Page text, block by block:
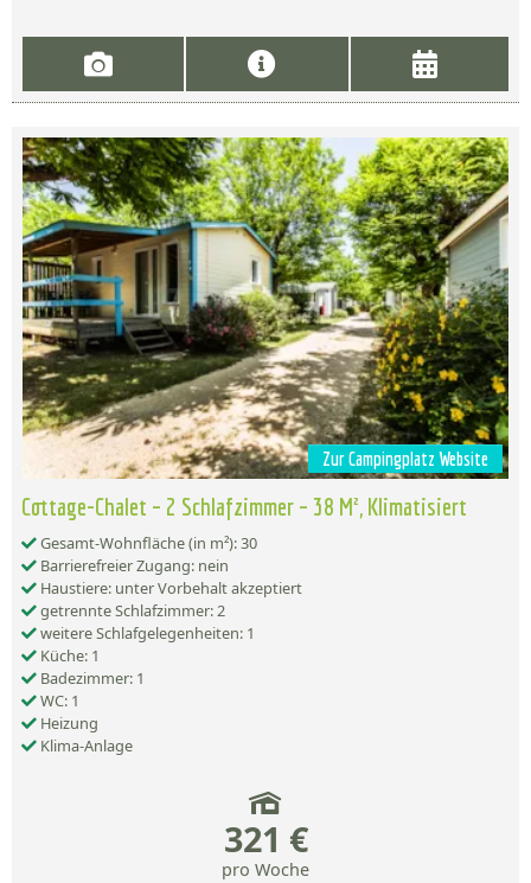
Zur Campingplatz Website
Cottage-Chalet – 2 Schlafzimmer – 38 M², Klimatisiert
Gesamt-Wohnfläche (in m²): 30
Barrierefreier Zugang: nein
Haustiere: unter Vorbehalt akzeptiert
getrennte Schlafzimmer: 2
weitere Schlafgelegenheiten: 1
Küche: 1
Badezimmer: 1
WC: 1
Heizung
Klima-Anlage
321 €
pro Woche